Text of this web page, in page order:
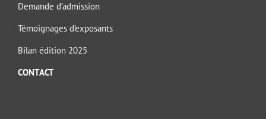
Demande d’admission
Témoignages d’exposants
Bilan édition 2025
CONTACT